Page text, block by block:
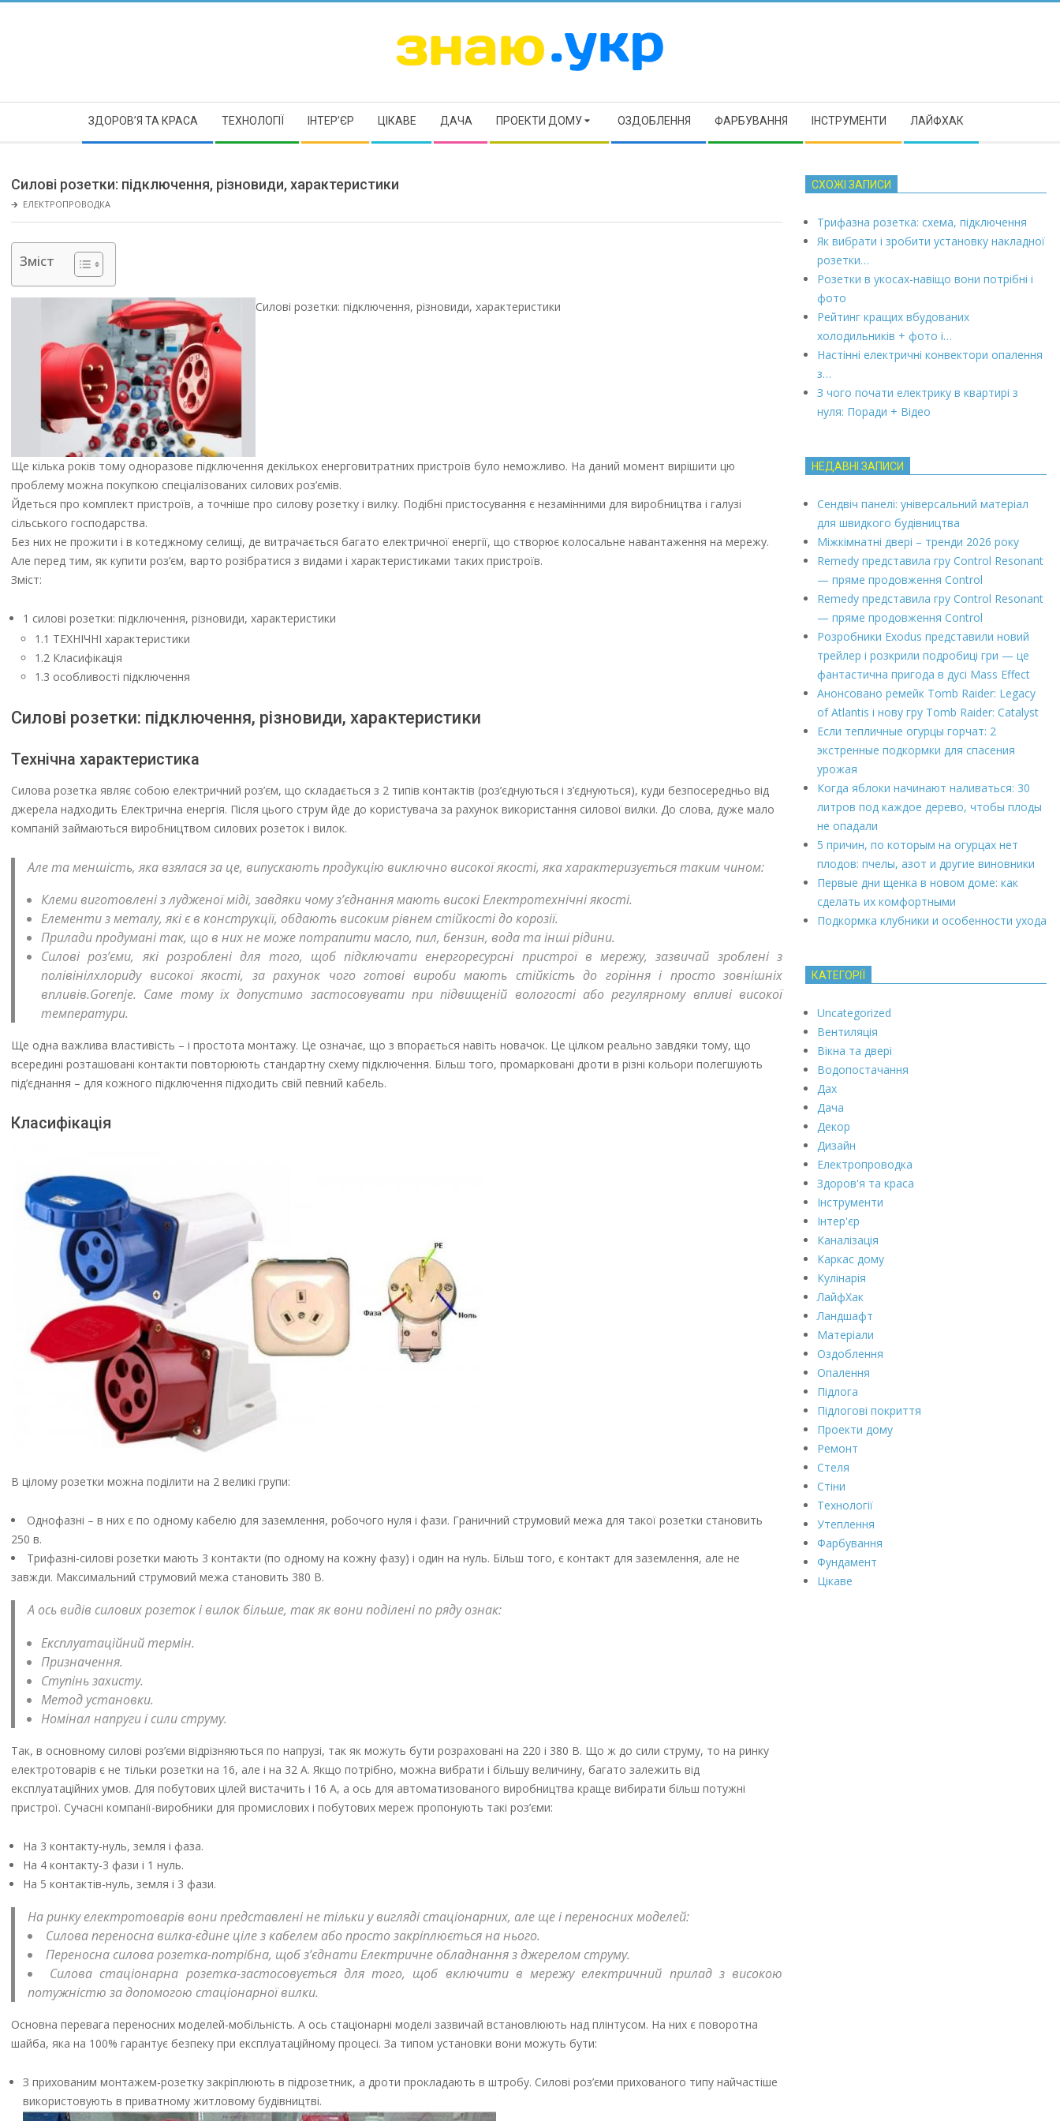
ЗНАЮ
ЗДОРОВ’Я ТА КРАСА ТЕХНОЛОГІЇ ІНТЕР’ЄР ЦІКАВЕ ДАЧА ПРОЕКТИ ДОМУ ОЗДОБЛЕННЯ ФАРБУВАННЯ ІНСТРУМЕНТИ ЛАЙФХАК
Силові розетки: підключення, різновиди, характеристики
🡲 ЕЛЕКТРОПРОВОДКА
Зміст
Силові розетки: підключення, різновиди, характеристики
Ще кілька років тому одноразове підключення декількох енерговитратних пристроїв було неможливо. На даний момент вирішити цю
проблему можна покупкою спеціалізованих силових роз’ємів.
Йдеться про комплект пристроїв, а точніше про силову розетку і вилку. Подібні пристосування є незамінними для виробництва і галузі
сільського господарства.
Без них не прожити і в котеджному селищі, де витрачається багато електричної енергії, що створює колосальне навантаження на мережу.
Але перед тим, як купити роз’єм, варто розібратися з видами і характеристиками таких пристроїв.
Зміст:
1 силові розетки: підключення, різновиди, характеристики
1.1 ТЕХНІЧНІ характеристики
1.2 Класифікація
1.3 особливості підключення
Силові розетки: підключення, різновиди, характеристики
Технічна характеристика
Силова розетка являє собою електричний роз’єм, що складається з 2 типів контактів (роз’єднуються і з’єднуються), куди безпосередньо від
джерела надходить Електрична енергія. Після цього струм йде до користувача за рахунок використання силової вилки. До слова, дуже мало
компаній займаються виробництвом силових розеток і вилок.
Але та меншість, яка взялася за це, випускають продукцію виключно високої якості, яка характеризується таким чином:
Клеми виготовлені з лудженої міді, завдяки чому з’єднання мають високі Електротехнічні якості.
Елементи з металу, які є в конструкції, обдають високим рівнем стійкості до корозії.
Прилади продумані так, що в них не може потрапити масло, пил, бензин, вода та інші рідини.
Силові роз’єми, які розроблені для того, щоб підключати енергоресурсні пристрої в мережу, зазвичай зроблені з
полівінілхлориду високої якості, за рахунок чого готові вироби мають стійкість до горіння і просто зовнішніх
впливів.Gorenje. Саме тому їх допустимо застосовувати при підвищеній вологості або регулярному впливі високої
температури.
Ще одна важлива властивість – і простота монтажу. Це означає, що з впорається навіть новачок. Це цілком реально завдяки тому, що
всередині розташовані контакти повторюють стандартну схему підключення. Більш того, промарковані дроти в різні кольори полегшують
під’єднання – для кожного підключення підходить свій певний кабель.
Класифікація
В цілому розетки можна поділити на 2 великі групи:
Однофазні – в них є по одному кабелю для заземлення, робочого нуля і фази. Граничний струмовий межа для такої розетки становить
250 в.
Трифазні-силові розетки мають 3 контакти (по одному на кожну фазу) і один на нуль. Більш того, є контакт для заземлення, але не
завжди. Максимальний струмовий межа становить 380 В.
А ось видів силових розеток і вилок більше, так як вони поділені по ряду ознак:
Експлуатаційний термін.
Призначення.
Ступінь захисту.
Метод установки.
Номінал напруги і сили струму.
Так, в основному силові роз’єми відрізняються по напрузі, так як можуть бути розраховані на 220 і 380 В. Що ж до сили струму, то на ринку
електротоварів є не тільки розетки на 16, але і на 32 А. Якщо потрібно, можна вибрати і більшу величину, багато залежить від
експлуатаційних умов. Для побутових цілей вистачить і 16 А, а ось для автоматизованого виробництва краще вибирати більш потужні
пристрої. Сучасні компанії-виробники для промислових і побутових мереж пропонують такі роз’єми:
На 3 контакту-нуль, земля і фаза.
На 4 контакту-3 фази і 1 нуль.
На 5 контактів-нуль, земля і 3 фази.
На ринку електротоварів вони представлені не тільки у вигляді стаціонарних, але ще і переносних моделей:
Силова переносна вилка-єдине ціле з кабелем або просто закріплюється на нього.
Переносна силова розетка-потрібна, щоб з’єднати Електричне обладнання з джерелом струму.
Силова стаціонарна розетка-застосовується для того, щоб включити в мережу електричний прилад з високою
потужністю за допомогою стаціонарної вилки.
Основна перевага переносних моделей-мобільність. А ось стаціонарні моделі зазвичай встановлюють над плінтусом. На них є поворотна
шайба, яка на 100% гарантує безпеку при експлуатаційному процесі. За типом установки вони можуть бути:
З прихованим монтажем-розетку закріплюють в підрозетник, а дроти прокладають в штробу. Силові роз’єми прихованого типу найчастіше
використовують в приватному житловому будівництві.
СХОЖІ ЗАПИСИ
Трифазна розетка: схема, підключення
Як вибрати і зробити установку накладної
розетки…
Розетки в укосах-навіщо вони потрібні і
фото
Рейтинг кращих вбудованих
холодильників + фото і…
Настінні електричні конвектори опалення
з…
З чого почати електрику в квартирі з
нуля: Поради + Відео
НЕДАВНІ ЗАПИСИ
Сендвіч панелі: універсальний матеріал
для швидкого будівництва
Міжкімнатні двері – тренди 2026 року
Remedy представила гру Control Resonant
— пряме продовження Control
Remedy представила гру Control Resonant
— пряме продовження Control
Розробники Exodus представили новий
трейлер і розкрили подробиці гри — це
фантастична пригода в дусі Mass Effect
Анонсовано ремейк Tomb Raider: Legacy
of Atlantis і нову гру Tomb Raider: Catalyst
Если тепличные огурцы горчат: 2
экстренные подкормки для спасения
урожая
Когда яблоки начинают наливаться: 30
литров под каждое дерево, чтобы плоды
не опадали
5 причин, по которым на огурцах нет
плодов: пчелы, азот и другие виновники
Первые дни щенка в новом доме: как
сделать их комфортными
Подкормка клубники и особенности ухода
КАТЕГОРІЇ
Uncategorized
Вентиляція
Вікна та двері
Водопостачання
Дах
Дача
Декор
Дизайн
Електропроводка
Здоров'я та краса
Інструменти
Інтер'єр
Каналізація
Каркас дому
Кулінарія
ЛайфХак
Ландшафт
Матеріали
Оздоблення
Опалення
Підлога
Підлогові покриття
Проекти дому
Ремонт
Стеля
Стіни
Технології
Утеплення
Фарбування
Фундамент
Цікаве